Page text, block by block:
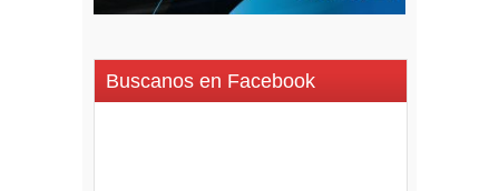
Buscanos en Facebook